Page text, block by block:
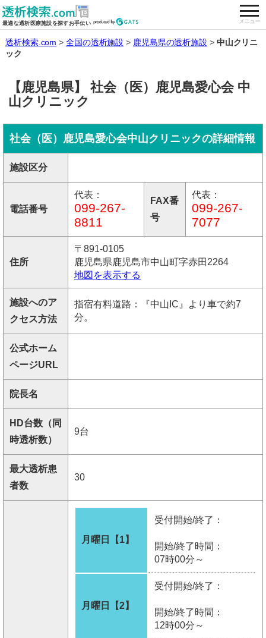
最適な透析医療施設を探すお手伝い メニュー
全国の透析施設を検索する
透析検索.com 全国の透析施設 鹿児島県の透析施設
中山クリニ
ック
【鹿児島県】 社会（医）鹿児島愛心会 中
山クリニック
社会（医）鹿児島愛心会中山クリニックの詳細情報
施設区分
電話番号
代表：
099-267-
8811
FAX番
号
代表：
099-267-
7077
住所
〒891-0105
鹿児島県鹿児島市中山町字赤田2264
地図を表示する
施設へのア
クセス方法
指宿有料道路：『中山IC』より車で約7
分。
公式ホーム
ページURL
院長名
HD台数（同
時透析数）
9台
最大透析患
者数
30
月曜日【1】
受付開始/終了：
開始/終了時間：
07時00分～
月曜日【2】
受付開始/終了：
開始/終了時間：
12時00分～